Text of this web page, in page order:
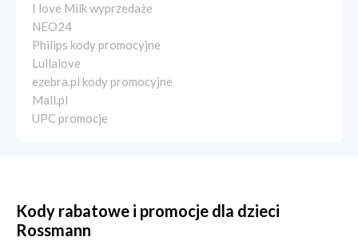
I love Milk wyprzedaże
NEO24
Philips kody promocyjne
Lullalove
ezebra.pl kody promocyjne
Mall.pl
UPC promocje
Kody rabatowe i promocje dla dzieci
Rossmann